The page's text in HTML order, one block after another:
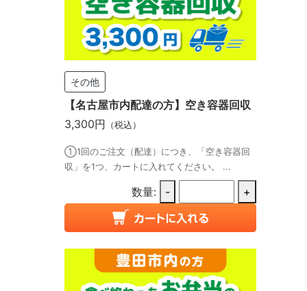
その他
【名古屋市内配達の方】空き容器回収
3,300円
（税込）
①1回のご注文（配達）につき、「空き容器回
収」を1つ、カートに入れてください。 ...
数量: - +